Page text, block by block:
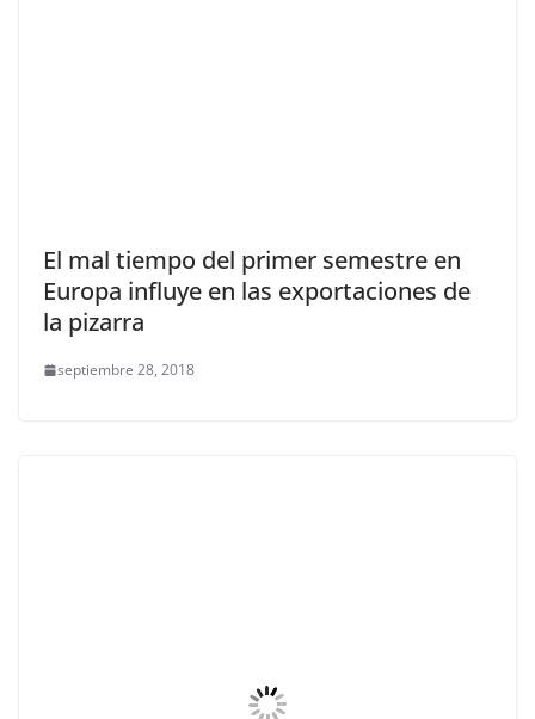
El mal tiempo del primer semestre en
Europa influye en las exportaciones de
la pizarra
septiembre 28, 2018